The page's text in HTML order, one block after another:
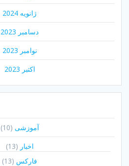
ژانویه 2024
دسامبر 2023
نوامبر 2023
اکتبر 2023
آموزشی (10)
اخبار (13)
فارکس (13)